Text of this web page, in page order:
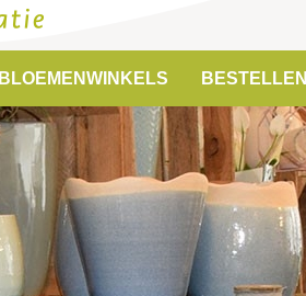
BLOEMENWINKELS BESTELLEN